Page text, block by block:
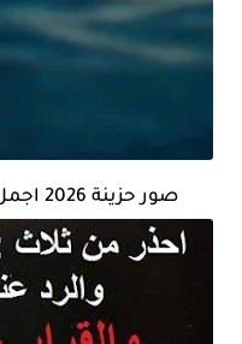
صور حزينة 2026 اجمل الصور الحزينة مع العبارات